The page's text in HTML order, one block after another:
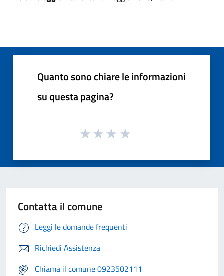
Quanto sono chiare le informazioni
su questa pagina?
Contatta il comune
Leggi le domande frequenti
Richiedi Assistenza
Chiama il comune 0923502111